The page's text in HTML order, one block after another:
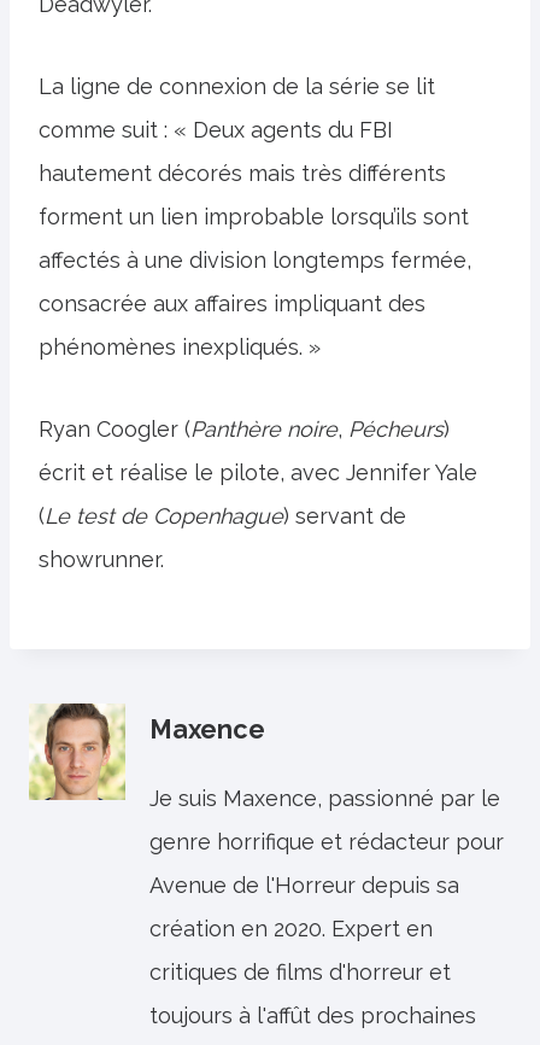
La ligne de connexion de la série se lit
comme suit : « Deux agents du FBI
hautement décorés mais très différents
forment un lien improbable lorsqu’ils sont
affectés à une division longtemps fermée,
consacrée aux affaires impliquant des
phénomènes inexpliqués. »
Ryan Coogler (Panthère noire, Pécheurs)
écrit et réalise le pilote, avec Jennifer Yale
(Le test de Copenhague) servant de
showrunner.
Maxence
Je suis Maxence, passionné par le
genre horrifique et rédacteur pour
Avenue de l'Horreur depuis sa
création en 2020. Expert en
critiques de films d'horreur et
toujours à l'affût des prochaines